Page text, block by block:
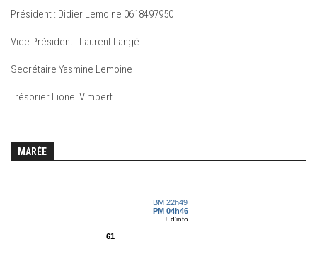
Président : Didier Lemoine 0618497950
Vice Président : Laurent Langé
Secrétaire Yasmine Lemoine
Trésorier Lionel Vimbert
MARÉE